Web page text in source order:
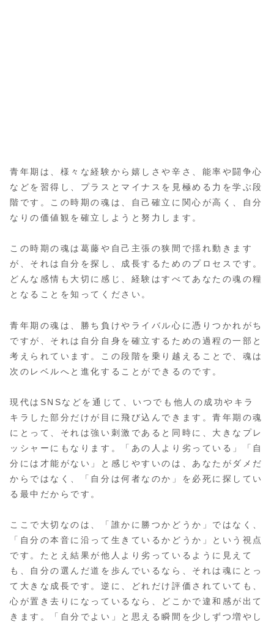
青年期は、様々な経験から嬉しさや辛さ、能率や闘争心
などを習得し、プラスとマイナスを見極める力を学ぶ段
階です。この時期の魂は、自己確立に関心が高く、自分
なりの価値観を確立しようと努力します。
この時期の魂は葛藤や自己主張の狭間で揺れ動きます
が、それは自分を探し、成長するためのプロセスです。
どんな感情も大切に感じ、経験はすべてあなたの魂の糧
となることを知ってください。
青年期の魂は、勝ち負けやライバル心に憑りつかれがち
ですが、それは自分自身を確立するための過程の一部と
考えられています。この段階を乗り越えることで、魂は
次のレベルへと進化することができるのです。
現代はSNSなどを通じて、いつでも他人の成功やキラ
キラした部分だけが目に飛び込んできます。青年期の魂
にとって、それは強い刺激であると同時に、大きなプレ
ッシャーにもなります。「あの人より劣っている」「自
分には才能がない」と感じやすいのは、あなたがダメだ
からではなく、「自分は何者なのか」を必死に探してい
る最中だからです。
ここで大切なのは、「誰かに勝つかどうか」ではなく、
「自分の本音に沿って生きているかどうか」という視点
です。たとえ結果が他人より劣っているように見えて
も、自分の選んだ道を歩んでいるなら、それは魂にとっ
て大きな成長です。逆に、どれだけ評価されていても、
心が置き去りになっているなら、どこかで違和感が出て
きます。「自分でよい」と思える瞬間を少しずつ増やし